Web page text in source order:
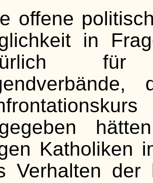
offene
in
für
Katholiken
Verhalten der